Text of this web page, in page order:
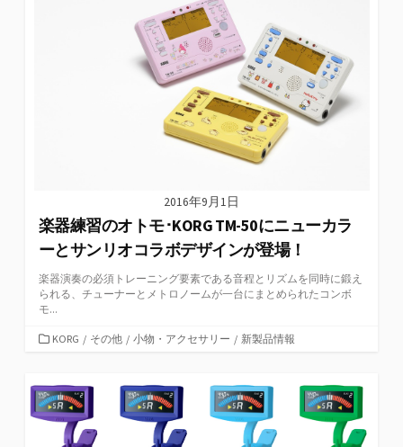
2016年9月1日
楽器練習のオトモ･KORG TM-50にニューカラ
ーとサンリオコラボデザインが登場！
楽器演奏の必須トレーニング要素である音程とリズムを同時に鍛え
られる、チューナーとメトロノームが一台にまとめられたコンボ
モ...
カ
リ
ー
KORG / その他 / 小物・アクセサリー / 新製品情報